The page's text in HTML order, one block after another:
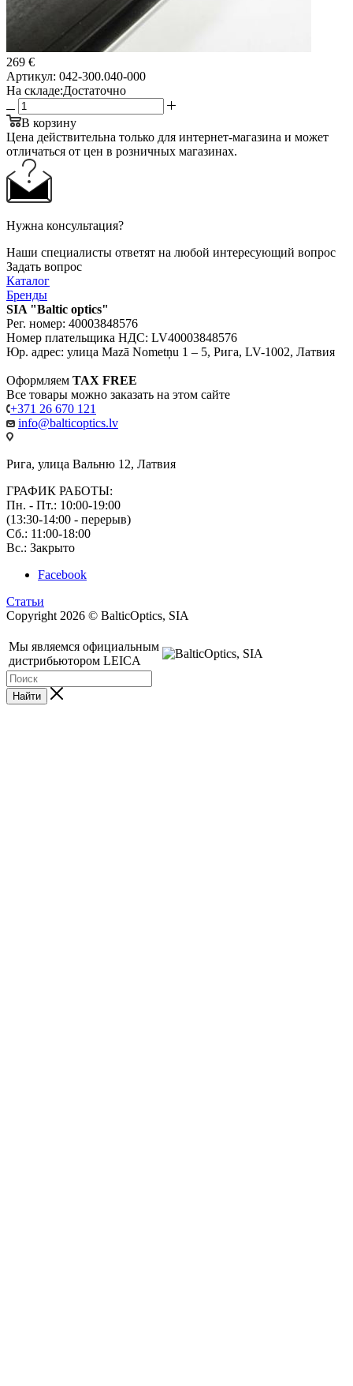
269 €
Артикул: 042-300.040-000
На складе:Достаточно
В корзину
Цена действительна только для интернет-магазина и может
отличаться от цен в розничных магазинах.
Нужна консультация?
Наши специалисты ответят на любой интересующий вопрос
Задать вопрос
Каталог
Бренды
SIA "Baltic optics"
Рег. номер: 40003848576
Номер плательщика НДС: LV40003848576
Юр. адрес: улица Mazā Nometņu 1 – 5, Рига, LV-1002, Латвия
Оформляем TAX FREE
Все товары можно заказать на этом сайте
+371 26 670 121
info@balticoptics.lv
Рига, улица Вальню 12, Латвия
ГРАФИК РАБОТЫ:
Пн. - Пт.: 10:00-19:00
(13:30-14:00 - перерыв)
Сб.: 11:00-18:00
Вс.: Закрыто
Facebook
Статьи
Copyright 2026 © BalticOptics, SIA
Мы являемся официальным
дистрибьютором LEICA
Найти